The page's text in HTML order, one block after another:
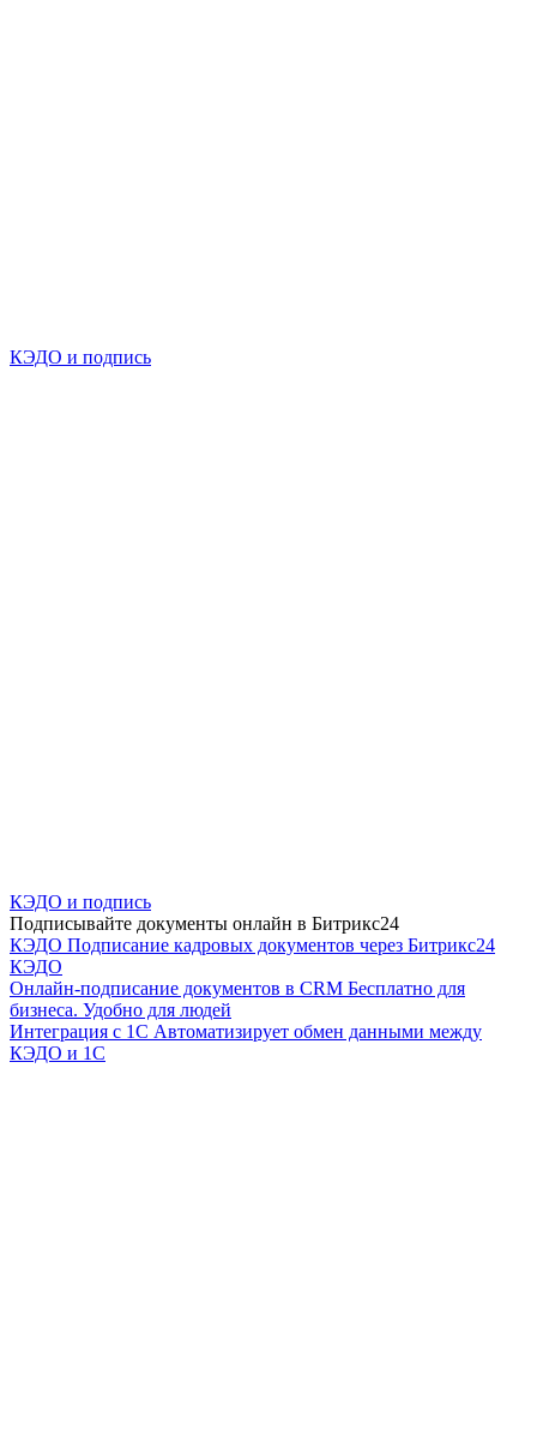
КЭДО и подпись
КЭДО и подпись
Подписывайте документы онлайн в Битрикс24
КЭДО Подписание кадровых документов через Битрикс24
КЭДО
Онлайн-подписание документов в CRM Бесплатно для
бизнеса. Удобно для людей
Интеграция с 1С Автоматизирует обмен данными между
КЭДО и 1С